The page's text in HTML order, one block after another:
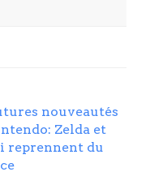
nouveautés
Zelda et
reprennent du